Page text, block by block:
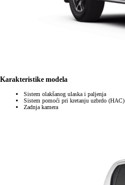
Karakteristike modela
Sistem olakšanog ulaska i paljenja
Sistem pomoći pri kretanju uzbrdo (HAC)
Zadnja kamera